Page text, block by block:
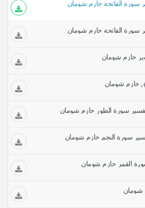
سورة الفاتحة حازم شومان
سورة الفاتحة حازم شومان
حازم شومان
حازم شومان
سورة الطور حازم شومان
سورة النجم حازم شومان
القمر حازم شومان
شومان